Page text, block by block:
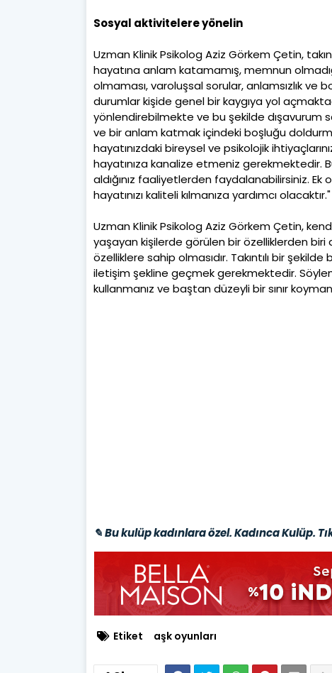
Sosyal aktivitelere yönelin
Uzman Klinik Psikolog Aziz Görkem Çetin,
hayatına anlam katamamış, memnun
olmaması, varoluşsal sorular, anlamsızlık ve
durumlar kişide genel bir kaygıya yol
yönlendirebilmekte ve bu şekilde dışavurum
ve bir anlam katmak içindeki boşluğu
hayatınızdaki bireysel ve psikolojik
hayatınıza kanalize etmeniz gerekmektedir.
aldığınız faaliyetlerden faydalanabilirsiniz.
hayatınızı kaliteli kılmanıza yardımcı olacaktır."
Uzman Klinik Psikolog Aziz Görkem Çetin,
yaşayan kişilerde görülen bir özelliklerden biri
özelliklere sahip olmasıdır. Takıntılı bir
iletişim şekline geçmek gerekmektedir.
kullanmanız ve baştan düzeyli bir sınır
✎ Bu kulüp kadınlara özel. Kadınca Kulüp.
Etiket aşk oyunları